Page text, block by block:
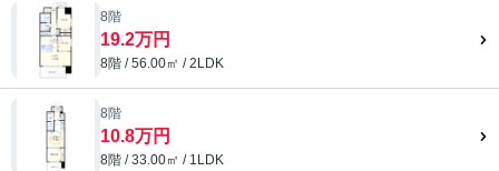
8階
19.2万円
8階 / 56.00㎡ / 2LDK
8階
10.8万円
8階 / 33.00㎡ / 1LDK